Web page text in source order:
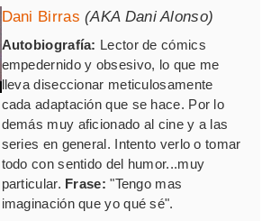
Dani Birras (AKA Dani Alonso)
Autobiografía: Lector de cómics
empedernido y obsesivo, lo que me
lleva diseccionar meticulosamente
cada adaptación que se hace. Por lo
demás muy aficionado al cine y a las
series en general. Intento verlo o tomar
todo con sentido del humor...muy
particular. Frase: "Tengo mas
imaginación que yo qué sé".